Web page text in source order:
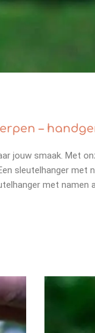
–
jouw smaak. Met
sleutelhanger
met namen